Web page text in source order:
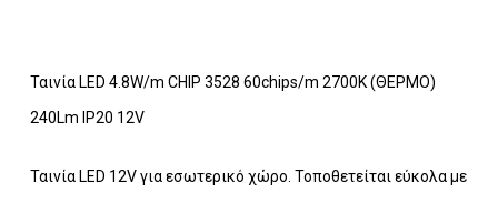
Ταινία LED 4.8W/m CHIP 3528 60chips/m 2700K (ΘΕΡΜΟ)
240Lm IP20 12V
Ταινία LED 12V για εσωτερικό χώρο. Τοποθετείται εύκολα με